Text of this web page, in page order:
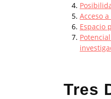
Acceso
Espacio
Tres